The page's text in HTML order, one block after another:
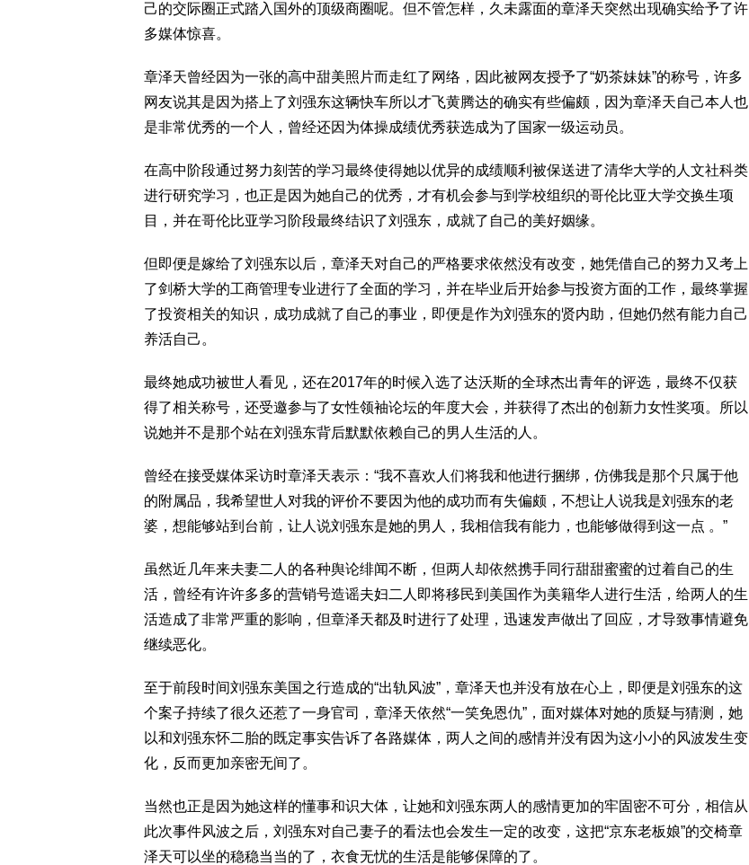
己的交际圈正式踏入国外的顶级商圈呢。但不管怎样，久未露面的章泽天突然出现确实给予了许
多媒体惊喜。
章泽天曾经因为一张的高中甜美照片而走红了网络，因此被网友授予了“奶茶妹妹”的称号，许多
网友说其是因为搭上了刘强东这辆快车所以才飞黄腾达的确实有些偏颇，因为章泽天自己本人也
是非常优秀的一个人，曾经还因为体操成绩优秀获选成为了国家一级运动员。
在高中阶段通过努力刻苦的学习最终使得她以优异的成绩顺利被保送进了清华大学的人文社科类
进行研究学习，也正是因为她自己的优秀，才有机会参与到学校组织的哥伦比亚大学交换生项
目，并在哥伦比亚学习阶段最终结识了刘强东，成就了自己的美好姻缘。
但即便是嫁给了刘强东以后，章泽天对自己的严格要求依然没有改变，她凭借自己的努力又考上
了剑桥大学的工商管理专业进行了全面的学习，并在毕业后开始参与投资方面的工作，最终掌握
了投资相关的知识，成功成就了自己的事业，即便是作为刘强东的贤内助，但她仍然有能力自己
养活自己。
最终她成功被世人看见，还在2017年的时候入选了达沃斯的全球杰出青年的评选，最终不仅获
得了相关称号，还受邀参与了女性领袖论坛的年度大会，并获得了杰出的创新力女性奖项。所以
说她并不是那个站在刘强东背后默默依赖自己的男人生活的人。
曾经在接受媒体采访时章泽天表示：“我不喜欢人们将我和他进行捆绑，仿佛我是那个只属于他
的附属品，我希望世人对我的评价不要因为他的成功而有失偏颇，不想让人说我是刘强东的老
婆，想能够站到台前，让人说刘强东是她的男人，我相信我有能力，也能够做得到这一点 。”
虽然近几年来夫妻二人的各种舆论绯闻不断，但两人却依然携手同行甜甜蜜蜜的过着自己的生
活，曾经有许许多多的营销号造谣夫妇二人即将移民到美国作为美籍华人进行生活，给两人的生
活造成了非常严重的影响，但章泽天都及时进行了处理，迅速发声做出了回应，才导致事情避免
继续恶化。
至于前段时间刘强东美国之行造成的“出轨风波”，章泽天也并没有放在心上，即便是刘强东的这
个案子持续了很久还惹了一身官司，章泽天依然“一笑免恩仇”，面对媒体对她的质疑与猜测，她
以和刘强东怀二胎的既定事实告诉了各路媒体，两人之间的感情并没有因为这小小的风波发生变
化，反而更加亲密无间了。
当然也正是因为她这样的懂事和识大体，让她和刘强东两人的感情更加的牢固密不可分，相信从
此次事件风波之后，刘强东对自己妻子的看法也会发生一定的改变，这把“京东老板娘”的交椅章
泽天可以坐的稳稳当当的了，衣食无忧的生活是能够保障的了。